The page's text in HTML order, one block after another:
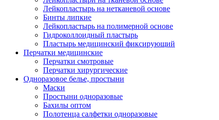
Лейкопластырь на нетканевой основе
Бинты липкие
Лейкопластырь на полимерной основе
Гидроколлоидный пластырь
Пластырь медицинский фиксирующий
Перчатки медицинские
Перчатки смотровые
Перчатки хирургические
Одноразовое белье, простыни
Маски
Простыни одноразовые
Бахилы оптом
Полотенца салфетки одноразовые